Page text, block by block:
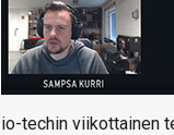
io-techin viikottainen